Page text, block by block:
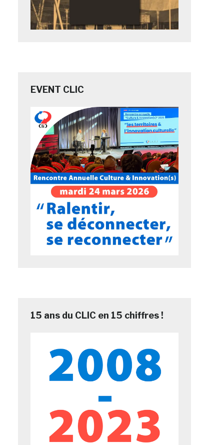
EVENT CLIC
15 ans du CLIC en 15 chiffres !